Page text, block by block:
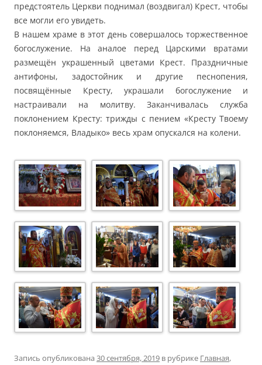
предстоятель Церкви поднимал (воздвигал) Крест, чтобы
все могли его увидеть.
В нашем храме в этот день совершалось торжественное
богослужение. На аналое перед Царскими вратами
размещён украшенный цветами Крест. Праздничные
антифоны, задостойник и другие песнопения,
посвящённые Кресту, украшали богослужение и
настраивали на молитву. Заканчивалась служба
поклонением Кресту: трижды с пением «Кресту Твоему
поклоняемся, Владыко» весь храм опускался на колени.
Запись опубликована 30 сентября, 2019 в рубрике Главная,